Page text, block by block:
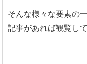
そんな様々な要素の
記事があれば観覧し